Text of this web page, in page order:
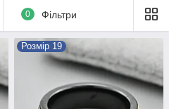
0 Фільтри
Розмір 19